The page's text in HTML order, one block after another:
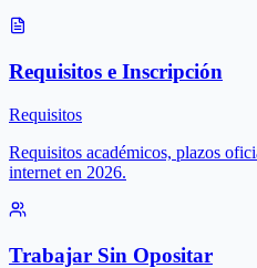
Requisitos e Inscripción
Requisitos
Requisitos académicos, plazos
internet en 2026.
Trabajar Sin Opositar